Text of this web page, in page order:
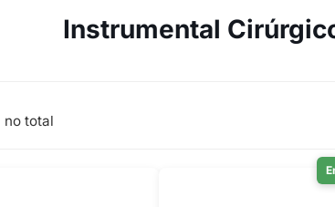
Instrumental
no total